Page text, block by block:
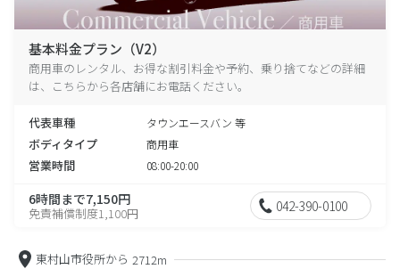
基本料金プラン（V2）
商用車のレンタル、お得な割引料金や予約、乗り捨てなどの詳細
は、こちらから各店舗にお電話ください。
代表車種 タウンエースバン 等
ボディタイプ 商用車
営業時間 08:00-20:00
6時間まで7,150円
免責補償制度1,100円 042-390-0100
東村山市役所から 2712m